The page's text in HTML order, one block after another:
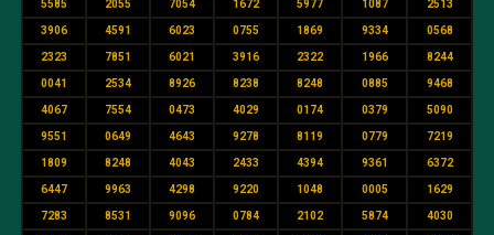
5585 2055 7054 1672 5977 1087 2513
3906 4591 6023 0755 1869 9334 0568
2323 7851 6021 3916 2322 1966 8244
0041 2534 8926 8238 8248 0885 9468
4067 7554 0473 4029 0174 0379 5090
9551 0649 4643 9278 8119 0779 7219
1809 8248 4043 2433 4394 9361 6372
6447 9963 4298 9220 1048 0005 1629
7283 8531 9096 0784 2102 5874 4030